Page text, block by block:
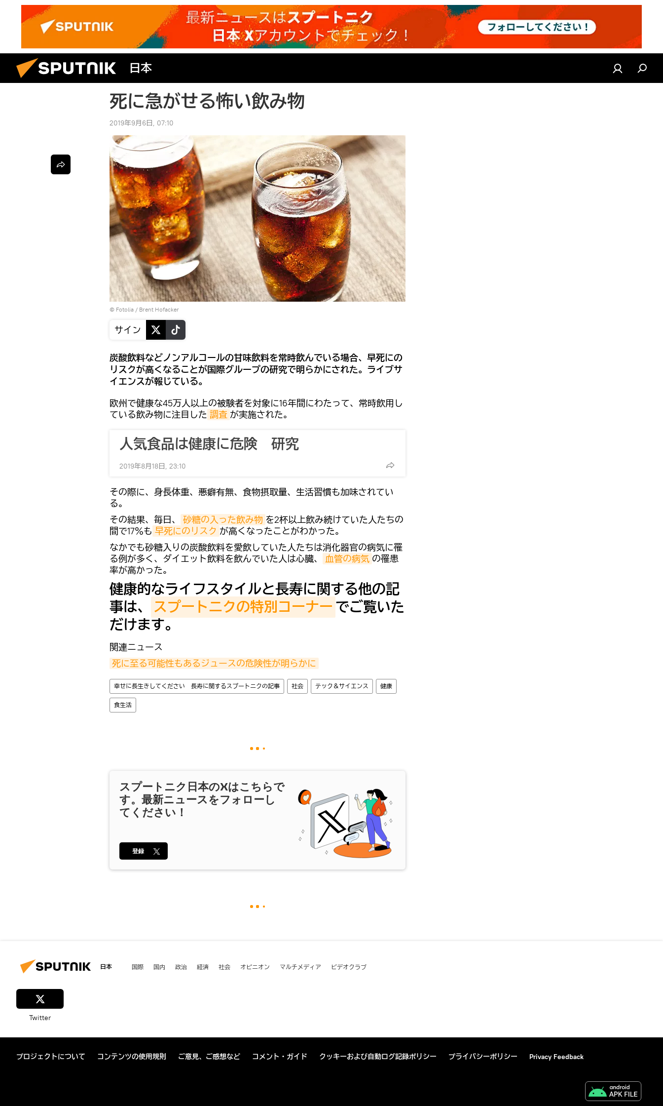
日本
死に急がせる怖い飲み物
2019年9月6日, 07:10
© Fotolia / Brent Hofacker
サイン
炭酸飲料などノンアルコールの甘味飲料を常時飲んでいる場合、早死にの
リスクが高くなることが国際グループの研究で明らかにされた。ライブサ
イエンスが報じている。
欧州で健康な45万人以上の被験者を対象に16年間にわたって、常時飲用し
ている飲み物に注目した 調査 が実施された。
人気食品は健康に危険 研究
2019年8月18日, 23:10
その際に、身長体重、悪癖有無、食物摂取量、生活習慣も加味されてい
る。
その結果、毎日、
砂糖の入った飲み物 を2杯以上飲み続けていた人たちの
間で17％も 早死にのリスク が高くなったことがわかった。
なかでも砂糖入りの炭酸飲料を愛飲していた人たちは消化器官の病気に罹
る例が多く、ダイエット飲料を飲んでいた人は心臓、
血管の病気 の罹患
率が高かった。
健康的なライフスタイルと長寿に関する他の記
事は、 スプートニクの特別コーナーでご覧いた
だけます。
関連ニュース
死に至る可能性もあるジュースの危険性が明らかに
幸せに長生きしてください 長寿に関するスプートニクの記事 社会 テック＆サイエンス 健康
食生活
スプートニク日本のXはこちらで
す。最新ニュースをフォローし
てください！
登録
日本 国際 国内 政治 経済 社会 オピニオン マルチメディア ビデオクラブ
Twitter
プロジェクトについて コンテンツの使用規則 ご意見、ご感想など コメント・ガイド クッキーおよび自動ログ記録ポリシー プライバシーポリシー Privacy Feedback